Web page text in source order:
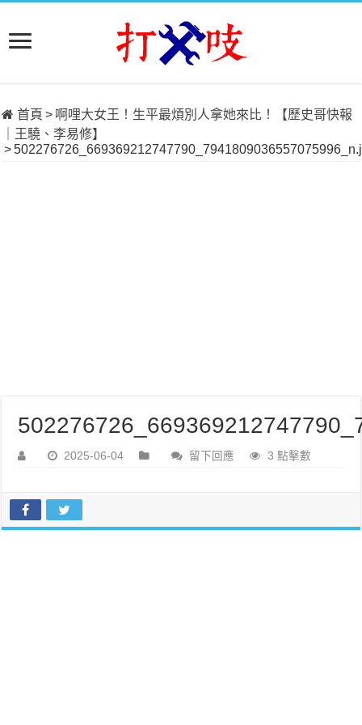
首頁 > 啊哩大女王！生平最煩別人拿她來比！【歷史哥快報
｜王驍、李易修】
>
2025-06-04 留下回應 3 點擊數